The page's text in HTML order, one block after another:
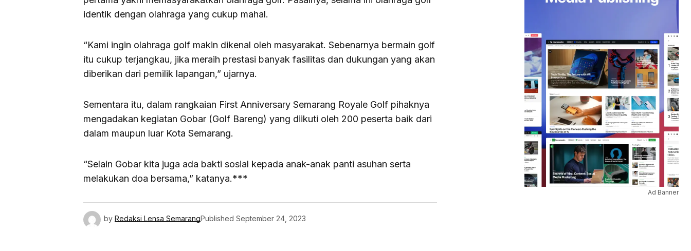
identik dengan olahraga yang cukup mahal.
“Kami ingin olahraga golf makin dikenal oleh masyarakat. Sebenarnya bermain golf
itu cukup terjangkau, jika meraih prestasi banyak fasilitas dan dukungan yang akan
diberikan dari pemilik lapangan,” ujarnya.
Sementara itu, dalam rangkaian First Anniversary Semarang Royale Golf pihaknya
mengadakan kegiatan Gobar (Golf Bareng) yang diikuti oleh 200 peserta baik dari
dalam maupun luar Kota Semarang.
“Selain Gobar kita juga ada bakti sosial kepada anak-anak panti asuhan serta
melakukan doa bersama,” katanya.***
by Redaksi Lensa SemarangPublished September 24, 2023
Ad Banner